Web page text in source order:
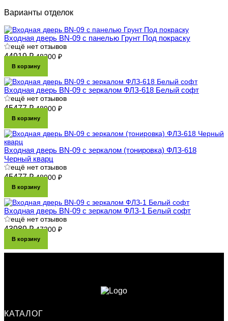
Варианты отделок
Входная дверь BN-09 с панелью Грунт Под покраску
ещё нет отзывов
44919 ₽ 48300 ₽
В корзину
Входная дверь BN-09 с зеркалом ФЛЗ-618 Белый софт
ещё нет отзывов
45477 ₽ 48900 ₽
В корзину
Входная дверь BN-09 с зеркалом (тонировка) ФЛЗ-618
Черный кварц
ещё нет отзывов
45477 ₽ 48900 ₽
В корзину
Входная дверь BN-09 с зеркалом ФЛЗ-1 Белый софт
ещё нет отзывов
43989 ₽ 47300 ₽
В корзину
КАТАЛОГ